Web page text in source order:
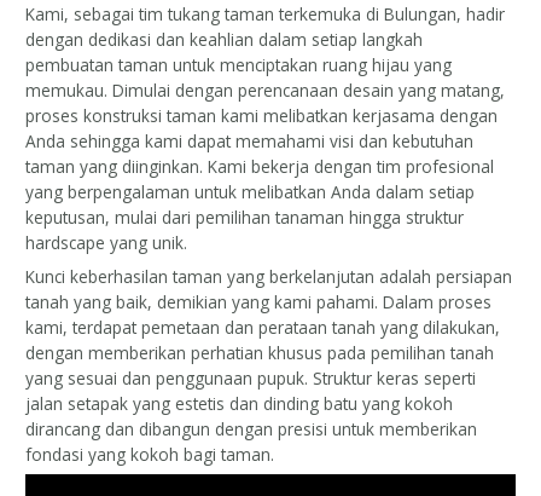
Kami, sebagai tim tukang taman terkemuka di Bulungan, hadir
dengan dedikasi dan keahlian dalam setiap langkah
pembuatan taman untuk menciptakan ruang hijau yang
memukau. Dimulai dengan perencanaan desain yang matang,
proses konstruksi taman kami melibatkan kerjasama dengan
Anda sehingga kami dapat memahami visi dan kebutuhan
taman yang diinginkan. Kami bekerja dengan tim profesional
yang berpengalaman untuk melibatkan Anda dalam setiap
keputusan, mulai dari pemilihan tanaman hingga struktur
hardscape yang unik.
Kunci keberhasilan taman yang berkelanjutan adalah persiapan
tanah yang baik, demikian yang kami pahami. Dalam proses
kami, terdapat pemetaan dan perataan tanah yang dilakukan,
dengan memberikan perhatian khusus pada pemilihan tanah
yang sesuai dan penggunaan pupuk. Struktur keras seperti
jalan setapak yang estetis dan dinding batu yang kokoh
dirancang dan dibangun dengan presisi untuk memberikan
fondasi yang kokoh bagi taman.